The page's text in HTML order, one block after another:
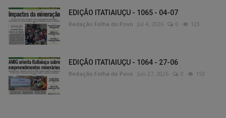
EDIÇÃO ITATIAIUÇU - 1065 - 04-07
Redação Folha do Povo Jul 4, 2026 0 123
EDIÇÃO ITATIAIUÇU - 1064 - 27-06
Redação Folha do Povo Jun 27, 2026 0 153